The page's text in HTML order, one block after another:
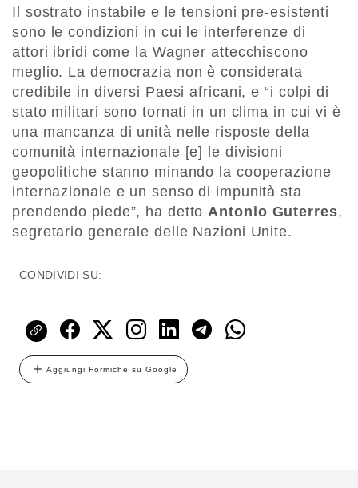
Il sostrato instabile e le tensioni pre-esistenti
sono le condizioni in cui le interferenze di
attori ibridi come la Wagner attecchiscono
meglio. La democrazia non è considerata
credibile in diversi Paesi africani, e “i colpi di
stato militari sono tornati in un clima in cui vi è
una mancanza di unità nelle risposte della
comunità internazionale [e] le divisioni
geopolitiche stanno minando la cooperazione
internazionale e un senso di impunità sta
prendendo piede”, ha dettoAntonio Guterres,
segretario generale delle Nazioni Unite.
CONDIVIDI SU:
Aggiungi Formiche su Google